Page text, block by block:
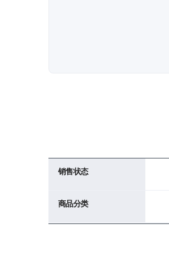
销售状态
商品分类